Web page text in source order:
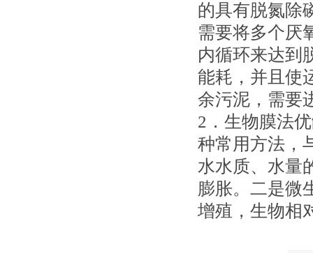
的具有脱氮除
需要将多个厌
内循环来达到
能耗，并且使
余污泥，需要
2．生物膜法
种常用方法，
水水质、水量
膨胀。二是微
增殖，生物相